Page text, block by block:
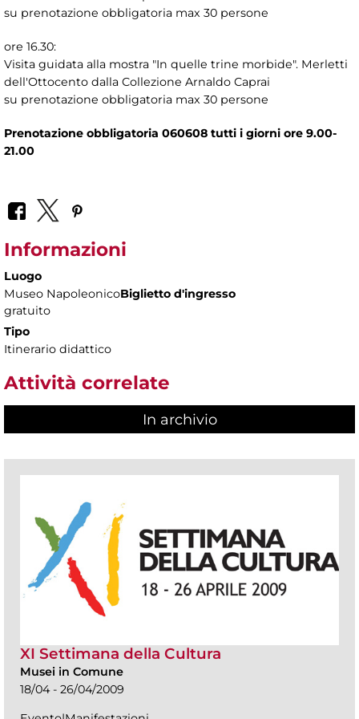
su prenotazione obbligatoria max 30 persone
ore 16.30:
Visita guidata alla mostra "In quelle trine morbide". Merletti
dell'Ottocento dalla Collezione Arnaldo Caprai
su prenotazione obbligatoria max 30 persone
Prenotazione obbligatoria 060608 tutti i giorni ore 9.00-
21.00
Informazioni
Luogo
Museo NapoleonicoBiglietto d'ingresso
gratuito
Tipo
Itinerario didattico
Attività correlate
In archivio
XI Settimana della Cultura
Musei in Comune
18/04 - 26/04/2009